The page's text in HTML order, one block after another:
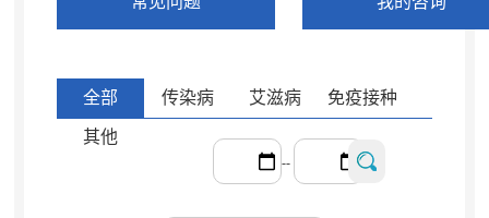
全部 传染病 艾滋病 免疫接种
其他
--